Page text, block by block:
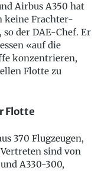
Airbus A350 hat
keine Frachter-
so der DAE-Chef. Er
«auf die
konzentrieren,
Flotte zu
Flotte
370 Flugzeugen,
sind von
A330-300,